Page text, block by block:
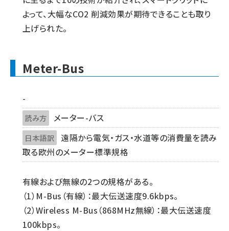
よって、大幅なCO2 削減効果が期待できることも取り
上げられた。
Meter-Bus
-
読み方 メーター-バス
日本語訳
遠隔から電気・ガス・水道等の消費量を読み
取る欧州のメーター標準規格
有線および無線の2つの規格がある。
（1）M-Bus（有線）：最大伝送速度9.6kbps。
（2）Wireless M-Bus（868MHz無線）：最大伝送速度
100kbps。